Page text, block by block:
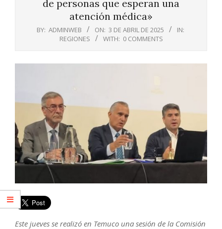
de personas que esperan una
atención médica»
BY: ADMINWEB ON: 3 DE ABRIL DE 2025
IN:
REGIONES
WITH: 0 COMMENTS
Este jueves se realizó en Temuco una sesión de la Comisión